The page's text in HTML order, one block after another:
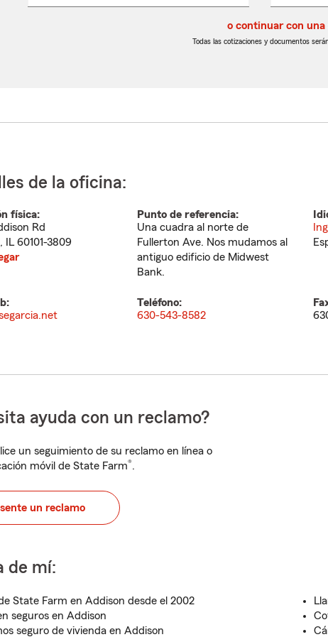
o continuar con una
Todas las cotizaciones y documentos
de la oficina:
física:
Rd
, IL 60101-3809
Punto de referencia:
Una cuadra al norte de
Fullerton Ave. Nos mudamos al
antiguo edificio de Midwest
Bank.
Teléfono:
630-543-8582
ayuda con un reclamo?
un seguimiento de su reclamo en línea o
móvil de State Farm®.
un reclamo
de mí:
State Farm en Addison desde el 2002
seguros en Addison
seguro de vivienda en Addison